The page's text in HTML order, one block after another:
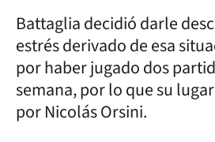
Battaglia decidió darle
estrés derivado de esa
por haber jugado dos
semana, por lo que su
por Nicolás Orsini.